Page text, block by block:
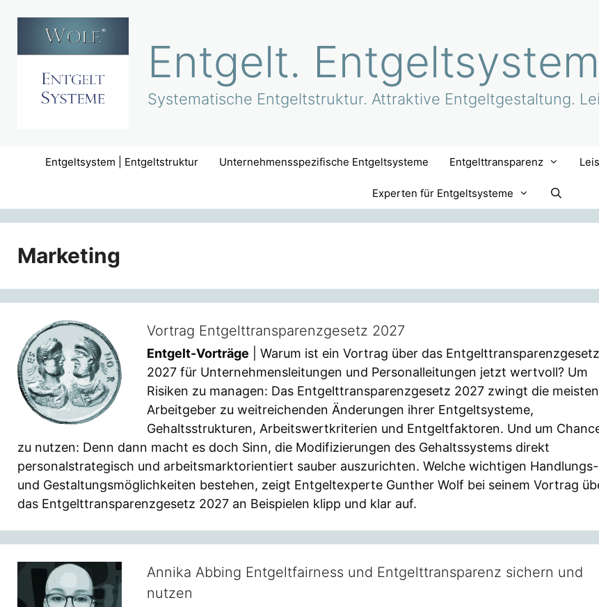
springen
Entgelt.
Systematische Entgeltstruktur. Attraktive Entgeltgestaltung.
Entgeltsystem | Entgeltstruktur Unternehmensspezifische Entgeltsysteme Entgelttransparenz
Experten für Entgeltsysteme
Marketing
Vortrag Entgelttransparenzgesetz 2027
Entgelt-Vorträge | Warum ist ein Vortrag über das Entgelttransparenzgesetz
2027 für Unternehmensleitungen und Personalleitungen jetzt wertvoll? Um
Risiken zu managen: Das Entgelttransparenzgesetz 2027 zwingt die meisten
Arbeitgeber zu weitreichenden Änderungen ihrer Entgeltsysteme,
Gehaltsstrukturen, Arbeitswertkriterien und Entgeltfaktoren. Und um
zu nutzen: Denn dann macht es doch Sinn, die Modifizierungen des Gehaltssystems direkt
personalstrategisch und arbeitsmarktorientiert sauber auszurichten. Welche wichtigen Handlungs-
und Gestaltungsmöglichkeiten bestehen, zeigt Entgeltexperte Gunther Wolf bei seinem Vortrag
das Entgelttransparenzgesetz 2027 an Beispielen klipp und klar auf.
Annika Abbing Entgeltfairness und Entgelttransparenz sichern und
nutzen